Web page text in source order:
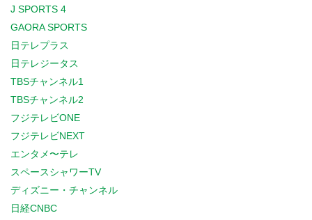
J SPORTS 4
GAORA SPORTS
日テレプラス
日テレジータス
TBSチャンネル1
TBSチャンネル2
フジテレビONE
フジテレビNEXT
エンタメ〜テレ
スペースシャワーTV
ディズニー・チャンネル
日経CNBC